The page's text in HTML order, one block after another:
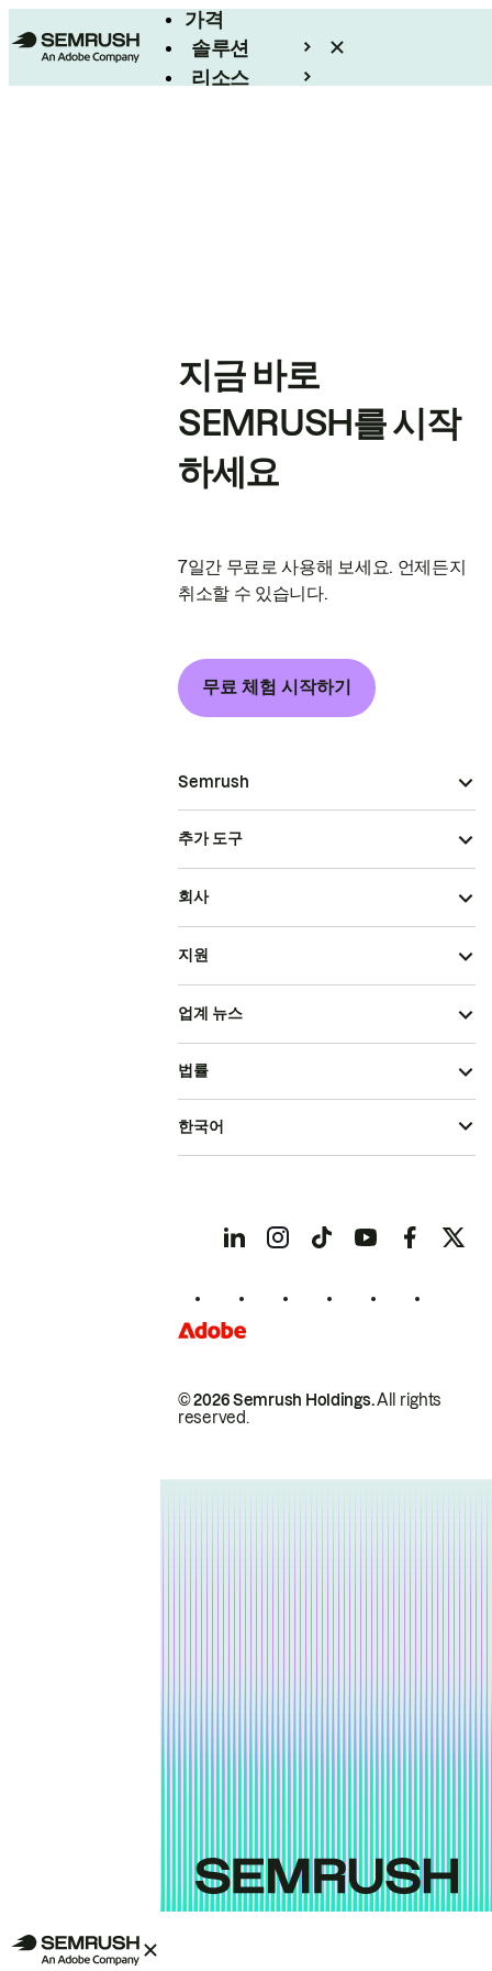
가격
솔루션
리소스
지금 바로
SEMRUSH를 시작
하세요
7일간 무료로 사용해 보세요. 언제든지
취소할 수 있습니다.
무료 체험 시작하기
Semrush
추가 도구
회사
지원
업계 뉴스
© 2026 Semrush Holdings.All rights
reserved.
법률
한국어